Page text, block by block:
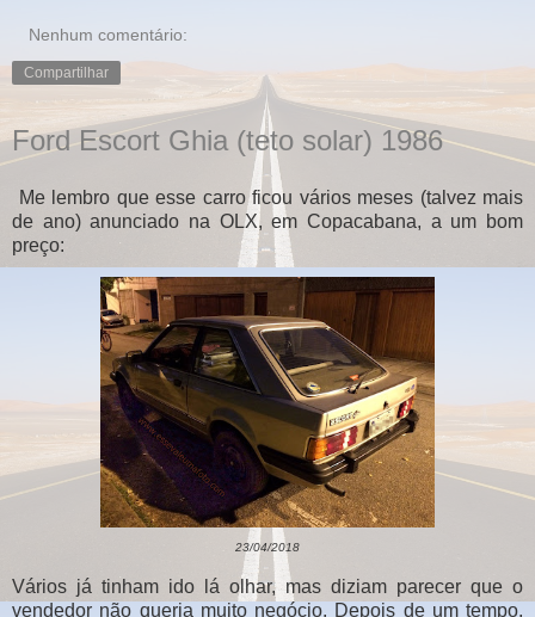
Nenhum comentário:
Compartilhar
Ford Escort Ghia (teto solar) 1986
Me lembro que esse carro ficou vários meses (talvez mais
de ano) anunciado na OLX, em Copacabana, a um bom
preço:
23/04/2018
Vários já tinham ido lá olhar, mas diziam parecer que o
vendedor não queria muito negócio. Depois de um tempo,